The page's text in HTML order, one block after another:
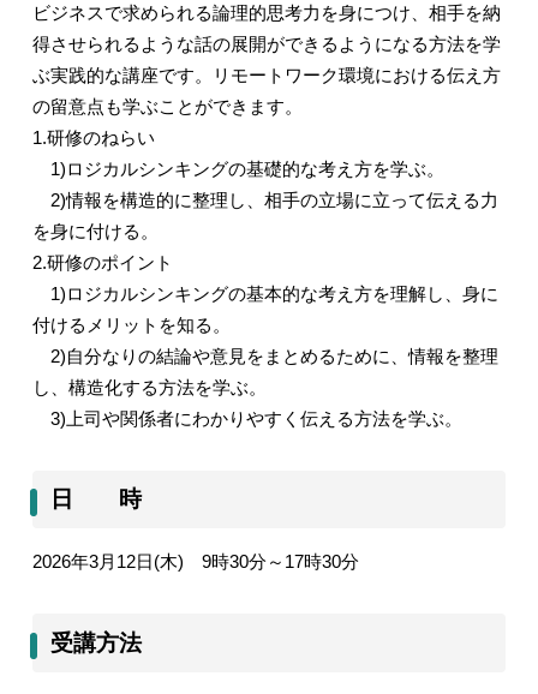
ビジネスで求められる論理的思考力を身につけ、相手を納
得させられるような話の展開ができるようになる方法を学
ぶ実践的な講座です。リモートワーク環境における伝え方
の留意点も学ぶことができます。
1.研修のねらい
1)ロジカルシンキングの基礎的な考え方を学ぶ。
2)情報を構造的に整理し、相手の立場に立って伝える力
を身に付ける。
2.研修のポイント
1)ロジカルシンキングの基本的な考え方を理解し、身に
付けるメリットを知る。
2)自分なりの結論や意見をまとめるために、情報を整理
し、構造化する方法を学ぶ。
3) 上司や関係者にわかりやすく伝える方法を学ぶ。
日 時
2026年3月 12日(木) 9時30分～ 17時30分
受講方法